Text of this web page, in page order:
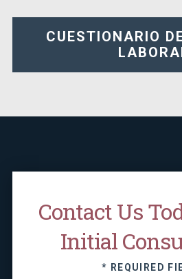
CUESTIONARIO
Contact Us
Initial
* REQUIRED